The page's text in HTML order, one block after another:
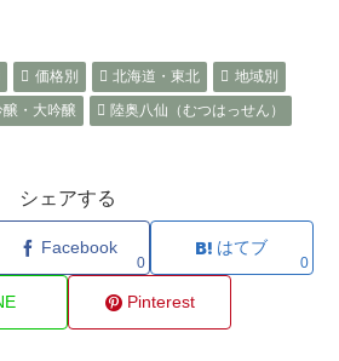
価格別 北海道・東北
地域別
・大吟醸
陸奥八仙（むつはっせん）
シェアする
Facebook
0
はてブ
0
Pinterest